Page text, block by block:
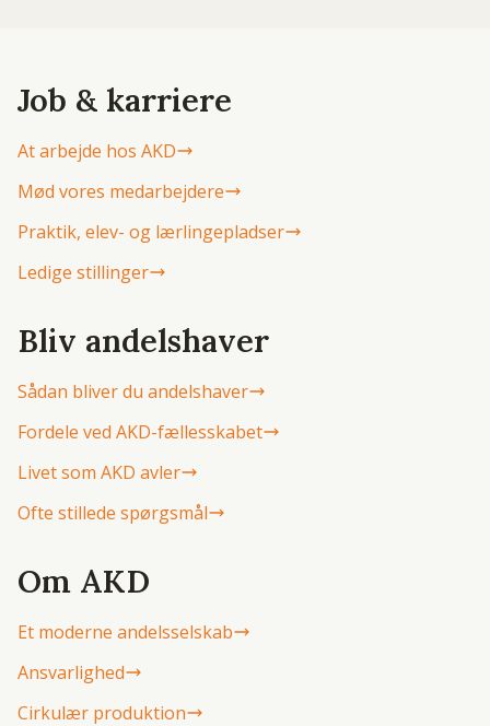
Job & karriere
At arbejde hos AKD
Mød vores medarbejdere
Praktik, elev- og lærlingepladser
Ledige stillinger
Bliv andelshaver
Sådan bliver du andelshaver
Fordele ved AKD-fællesskabet
Livet som AKD avler
Ofte stillede spørgsmål
Om AKD
Et moderne andelsselskab
Ansvarlighed
Cirkulær produktion